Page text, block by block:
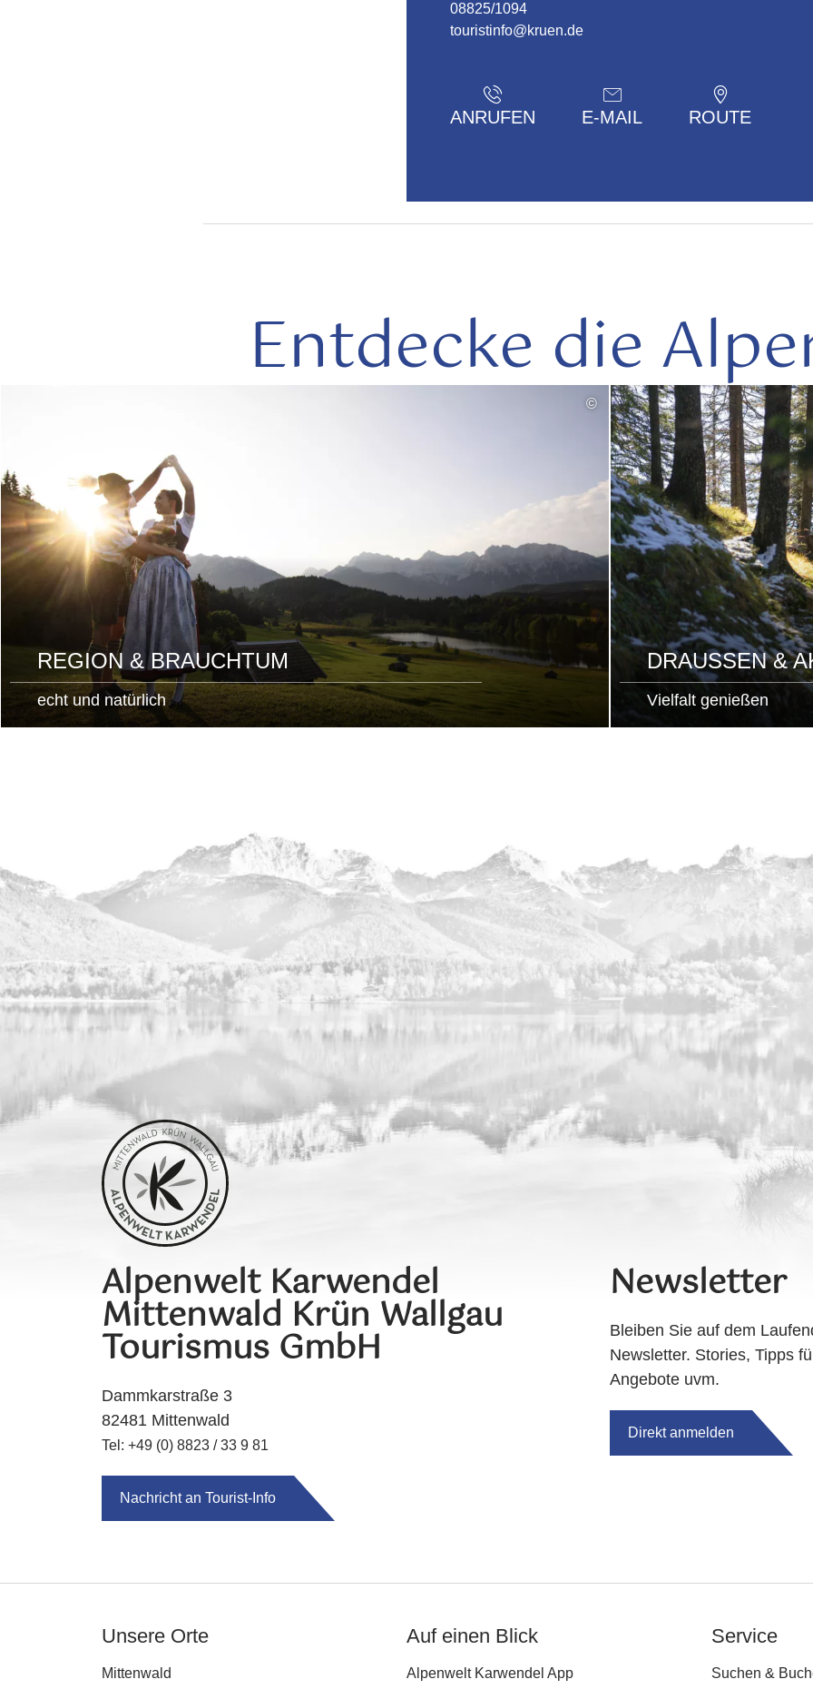
08825/1094
touristinfo@kruen.de
ANRUFEN E-MAIL ROUTE
Entdecke die
©
REGION & BRAUCHTUM
echt und natürlich
DRAUSSEN &
Vielfalt genießen
Alpenwelt Karwendel
Mittenwald Krün Wallgau
Tourismus GmbH
Dammkarstraße 3
82481 Mittenwald
Tel: +49 (0) 8823 / 33 9 81
Nachricht an Tourist-Info
Newsletter
Bleiben Sie auf dem
Newsletter. Stories, Tipps
Angebote uvm.
Direkt anmelden
Unsere Orte
Mittenwald
Auf einen Blick
Alpenwelt Karwendel App
Service
Suchen &